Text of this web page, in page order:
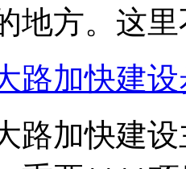
地方。这
路加快建
路加快建